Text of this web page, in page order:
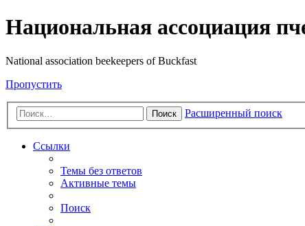
Национальная ассоциация
National association beekeepers of Buckfast
Пропустить
Поиск Расширенный поиск
Ссылки
Темы без ответов
Активные темы
Поиск